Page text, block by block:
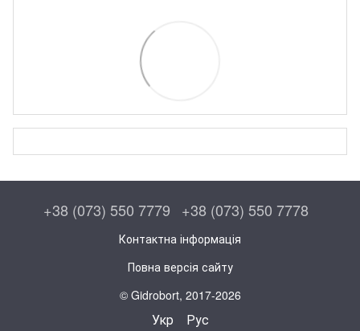
+38 (073) 550 7779 +38 (073) 550 7778
Контактна інформація
Повна версія сайту
© Gidrobort, 2017-2026
Укр Рус